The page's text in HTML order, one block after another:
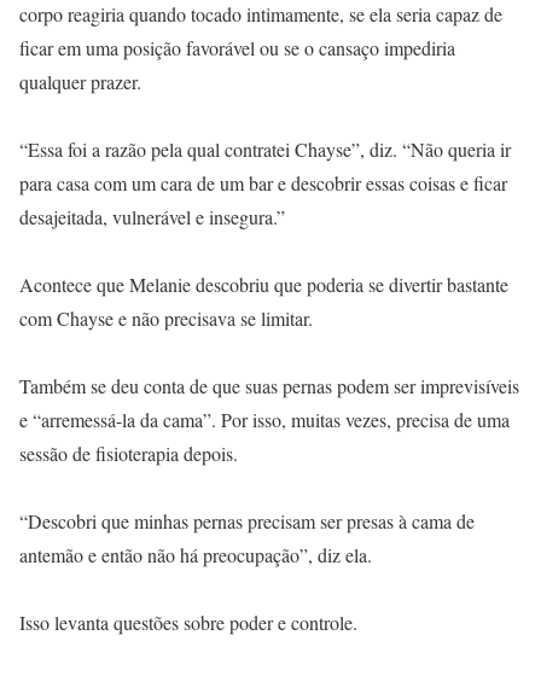
corpo reagiria quando tocado intimamente, se ela seria capaz de
ficar em uma posição favorável ou se o cansaço impediria
qualquer prazer.
“Essa foi a razão pela qual contratei Chayse”, diz. “Não queria ir
para casa com um cara de um bar e descobrir essas coisas e ficar
desajeitada, vulnerável e insegura.”
Acontece que Melanie descobriu que poderia se divertir bastante
com Chayse e não precisava se limitar.
Também se deu conta de que suas pernas podem ser imprevisíveis
e “arremessá-la da cama”. Por isso, muitas vezes, precisa de uma
sessão de fisioterapia depois.
“Descobri que minhas pernas precisam ser presas à cama de
antemão e então não há preocupação”, diz ela.
Isso levanta questões sobre poder e controle.